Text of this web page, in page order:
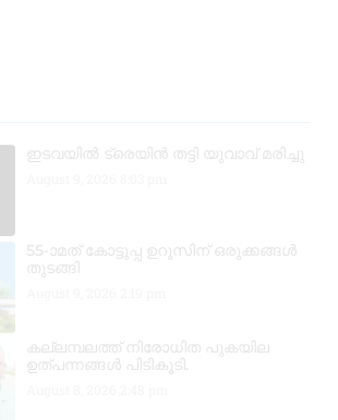
ഇടവയിൽ ട്രെയിൻ തട്ടി യുവാവ് മരിച്ചു
55-ാമത് കോട്ടുപ്പ ഉറൂസിന് ഒരുക്കങ്ങൾ
തുടങ്ങി
കല്ലമ്പലത്ത് നിരോധിത പുകയില
ഉത്പന്നങ്ങൾ പിടികൂടി.